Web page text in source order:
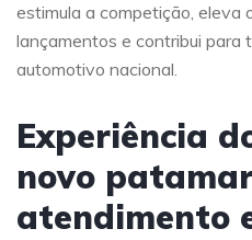
estimula a competição, eleva
lançamentos e contribui para
automotivo nacional.
Experiência
novo
atendimento